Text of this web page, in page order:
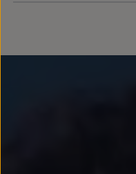
Transporte